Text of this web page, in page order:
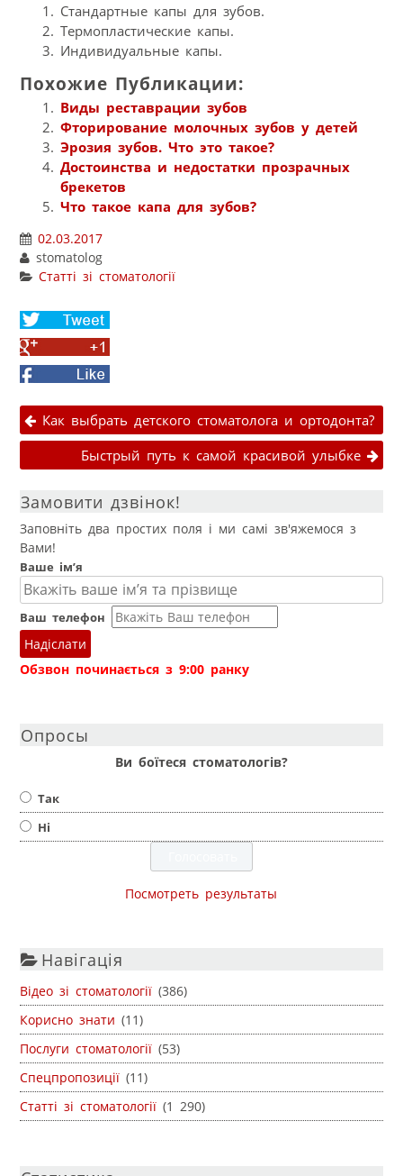
Стандартные капы для зубов.
Термопластические капы.
Индивидуальные капы.
Похожие Публикации:
Виды реставрации зубов
Фторирование молочных зубов у детей
Эрозия зубов. Что это такое?
Достоинства и недостатки прозрачных
брекетов
Что такое капа для зубов?
02.03.2017
stomatolog
Статті зі стоматології
Share
on
Twitter
Share
on
Google+
Facebook
Навігація публікаціями
Как выбрать детского стоматолога и ортодонта?
Быстрый путь к самой красивой улыбке
Замовити дзвінок!
Заповніть два простих поля і ми самі зв'яжемося з
Вами!
Ваше ім’я
Ваш телефон
Надіслати
Обзвон починається з 9:00 ранку
Опросы
Ви боїтеся стоматологів?
Так
Ні
Посмотреть результаты
Навігація
Відео зі стоматології (386)
Корисно знати (11)
Послуги стоматології (53)
Спецпропозиції (11)
Статті зі стоматології (1 290)